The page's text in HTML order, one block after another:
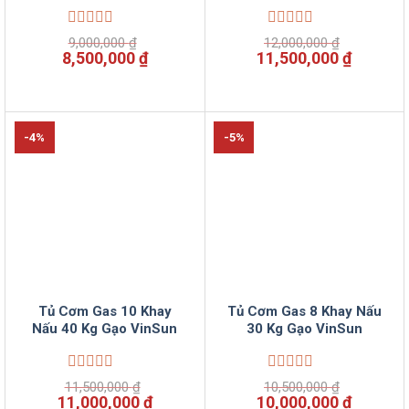
Được
xếp
hạng
sao
9,000,000₫
Giá
gốc
8,500,000₫Giá
hiện
8,500,000 ₫.
Được
xếp
hạng
sao
12,000,000₫
Giá
gốc
11,500,000₫Giá
-4%
Tủ Cơm Gas 10 Khay
Nấu 40 Kg Gạo VinSun
Được
xếp
11,500,000₫
Giá
11,000,000₫Giá
-5%
Tủ Cơm Gas 8 Khay Nấu
30 Kg Gạo VinSun
Được
xếp
10,500,000₫
Giá
10,000,000₫Giá